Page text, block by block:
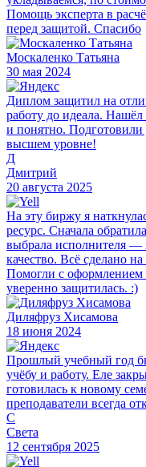
Помощь эксперта в
перед защитой. Спасибо
Москаленко Татьяна
30 мая 2024
Диплом защитил на
работу до идеала.
и понятно.
высшем уровне!
Д
Дмитрий
20 августа 2025
На эту биржу я
ресурс. Сначала
выбрала исполнителя —
качество. Всё сделано
Помогли с оформлением
уверенно защитилась. :)
Диляфруз Хисамова
18 июня 2024
Прошлый учебный год
учёбу и работу. Еле
готовилась к новому
преподаватели всегда
С
Света
12 сентября 2025